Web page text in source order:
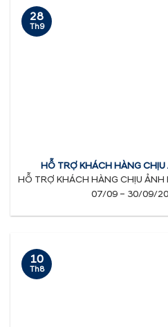
HỖ TRỢ KHÁCH HÀNG
HỖ TRỢ KHÁCH HÀNG CHỊU
07/09 – 30/09/
28
Th9
10
Th8